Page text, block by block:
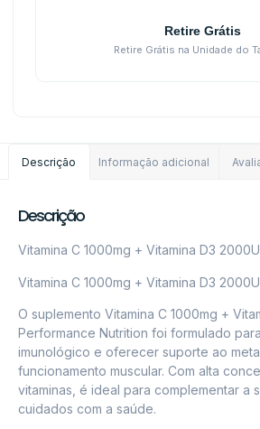
Retire Grátis
Retire Grátis na Unidade do
Descrição Informação adicional
Descrição
Vitamina C 1000mg + Vitamina D3
Vitamina C 1000mg + Vitamina D3
O suplemento Vitamina C 1000mg +
Performance Nutrition foi formulado
imunológico e oferecer suporte ao
funcionamento muscular. Com alta
vitaminas, é ideal para complementar a
cuidados com a saúde.